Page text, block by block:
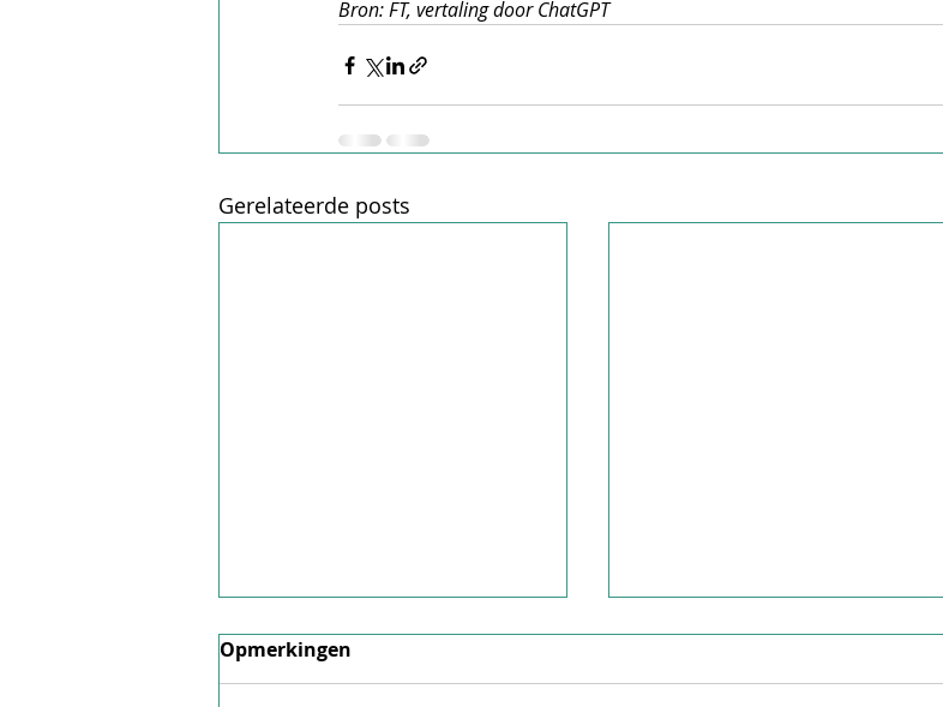
Bron: FT, vertaling door ChatGPT
Gerelateerde posts
Factsheet juni 2026
Hier is onze factsheet voor juni
Opmerkingen